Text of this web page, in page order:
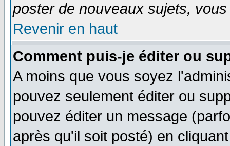
poster de nouveaux sujets,
Revenir en haut
Comment puis-je éditer ou
A moins que vous soyez
pouvez seulement éditer ou
pouvez éditer un message
après qu'il soit posté) en